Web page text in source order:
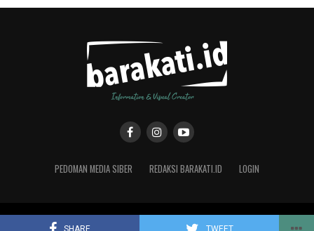
SHARE TWEET
PEDOMAN MEDIA SIBER REDAKSI BARAKATI.ID LOGIN
Copyright © 2019 Barakati.ID supported by CMS Studio Design